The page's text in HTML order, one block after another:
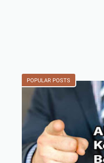
POPULAR POSTS